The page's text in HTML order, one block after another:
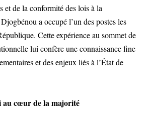
et de la conformité des lois à la
a occupé l’un des postes les
Cette expérience au sommet de
lui confère une connaissance fine
et des enjeux liés à l’État de
au cœur de la majorité